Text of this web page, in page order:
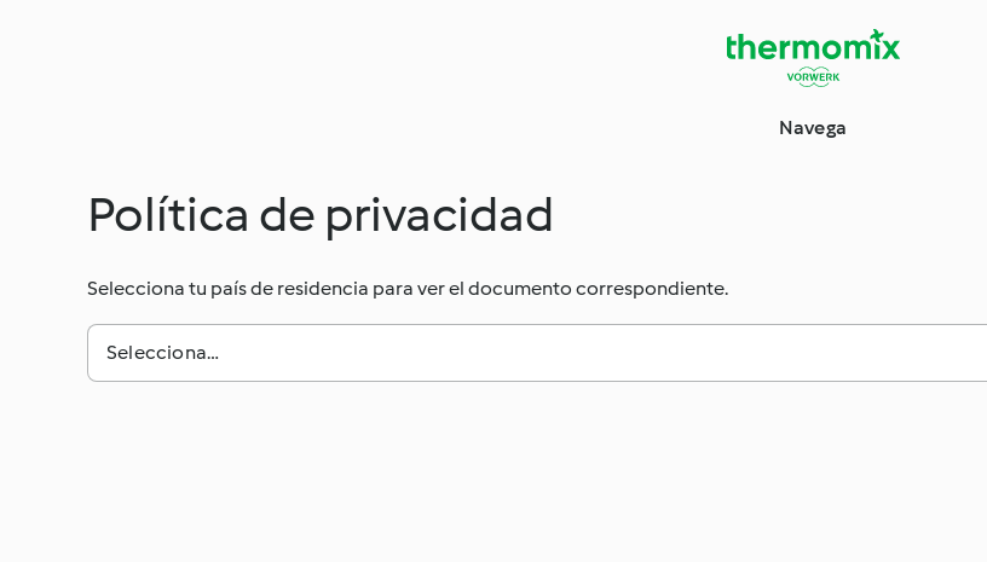
Navega
Política de privacidad
Selecciona tu país de residencia para ver el documento correspondiente.
Selecciona…